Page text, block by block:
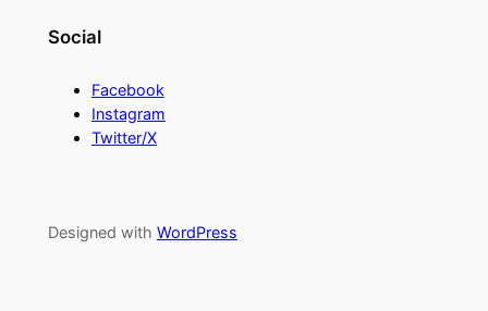
Social
Facebook
Instagram
Twitter/X
Designed with WordPress